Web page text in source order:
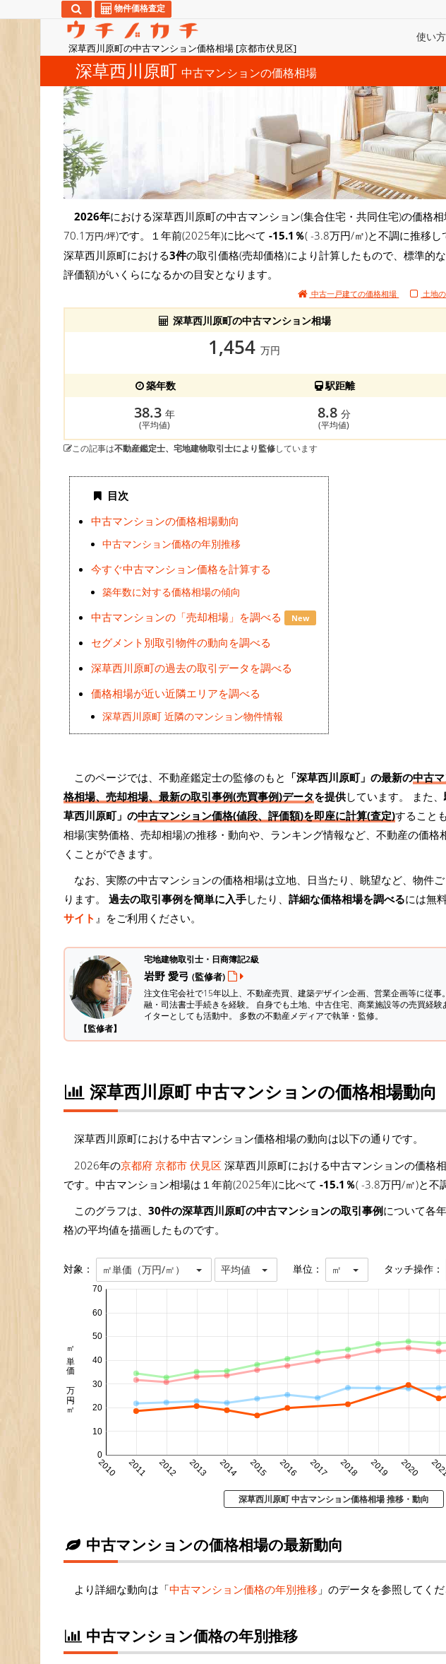
深草西川原町の中古マンション価格相場 [京都市伏見区]
使い方
物件価格査定
深草西川原町 中古マンションの価格相場
2026年における深草西川原町の中古マンション(集合住宅・共同住宅)の価格相
70.1 万円/坪)です。１年前(2025年)に比べて -15.1％( -3.8万円/㎡)と不調に推移
深草西川原町における3件の取引価格(売却価格)により計算したもので、標準的
評価額)がいくらになるかの目安となります。
中古一戸建ての価格相場 土地
深草西川原町の中古マンション相場
1,454 万円
築年数 駅距離
38.3 年
(平均値)
8.8 分
(平均値)
この記事は不動産鑑定士、宅地建物取引士により監修しています
目次
中古マンションの価格相場動向
中古マンション価格の年別推移
今すぐ中古マンション価格を計算する
築年数に対する価格相場の傾向
中古マンションの「売却相場」を調べる New
セグメント別取引物件の動向を調べる
深草西川原町の過去の取引データを調べる
価格相場が近い近隣エリアを調べる
深草西川原町 近隣のマンション物件情報
このページでは、不動産鑑定士の監修のもと 「深草西川原町」の最新の中古
格相場、売却相場、最新の取引事例(売買事例)データを提供しています。 また、
草西川原町」の中古マンション価格(値段、評価額)を即座に計算(査定)すること
相場(実勢価格、売却相場)の推移・動向や、ランキング情報など、不動産の価
くことができます。
なお、実際の中古マンションの価格相場は立地、日当たり、眺望など、物件
ります。 過去の取引事例を簡単に入手したり、 詳細な価格相場を調べるには無
サイト 』をご利用ください。
【監修者】
宅地建物取引士・日商簿記2級
岩野 愛弓 (監修者)
注文住宅会社で15年以上、不動産売買、建築デザイン企画、営業企画等に従
融・司法書士手続きを経験。 自身でも土地、中古住宅、商業施設等の売買経
イターとしても活動中。 多数の不動産メディアで執筆・監修。
深草西川原町 中古マンションの価格相場動向
深草西川原町における中古マンション価格相場の動向は以下の通りです。
2026年の京都府 京都市 伏見区 深草西川原町における中古マンションの価格
です。中古マンション相場は１年前(2025年)に比べて -15.1％( -3.8万円/㎡)と不
このグラフは、 30件の深草西川原町の中古マンションの取引事例について各
格)の平均値を描画したものです。
対象： ㎡単価（万円/㎡） 平均値 単位： ㎡ タッチ操作：
2010 2011 2012 2013 2014 2015 2016 2017 2018 2019 2020
0
10
20
30
40
50
60
70
㎡単価 万円/㎡
深草西川原町 中古マンション価格相場 推移・動向
中古マンションの価格相場の最新動向
より詳細な動向は「中古マンション価格の年別推移 」のデータを参照してくだ
中古マンション価格の年別推移